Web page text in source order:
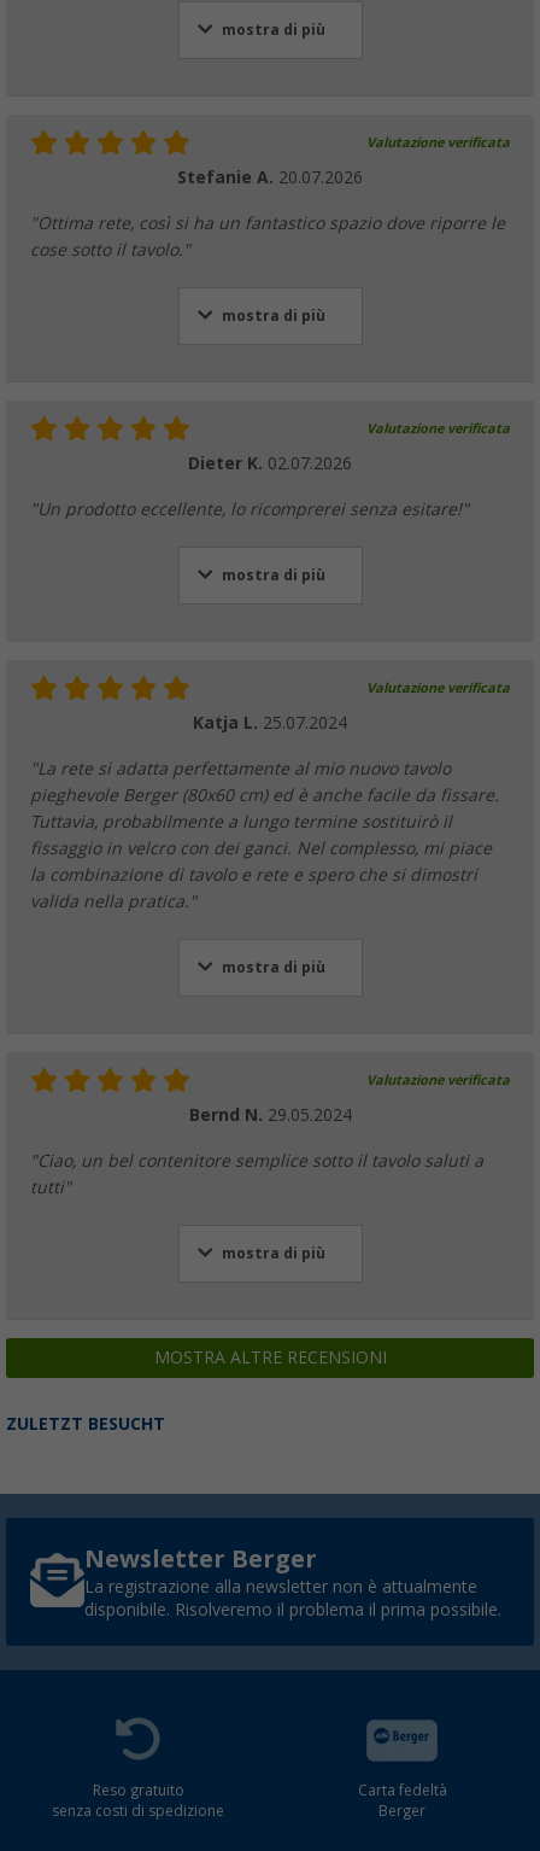
mostra di più
Valutazione verificata
Stefanie A. 20.07.2026
"Ottima rete, così si ha un fantastico spazio dove riporre le
cose sotto il tavolo."
mostra di più
Valutazione verificata
Dieter K. 02.07.2026
"Un prodotto eccellente, lo ricomprerei senza esitare!"
mostra di più
Valutazione verificata
Katja L. 25.07.2024
"La rete si adatta perfettamente al mio nuovo tavolo
pieghevole Berger (80x60 cm) ed è anche facile da fissare.
Tuttavia, probabilmente a lungo termine sostituirò il
fissaggio in velcro con dei ganci. Nel complesso, mi piace
la combinazione di tavolo e rete e spero che si dimostri
valida nella pratica."
mostra di più
Valutazione verificata
Bernd N. 29.05.2024
"Ciao, un bel contenitore semplice sotto il tavolo saluti a
tutti"
mostra di più
MOSTRA ALTRE RECENSIONI
ZULETZT BESUCHT
Newsletter Berger
La registrazione alla newsletter non è attualmente
disponibile. Risolveremo il problema il prima possibile.
Reso gratuito
senza costi di spedizione
Carta fedeltà
Berger